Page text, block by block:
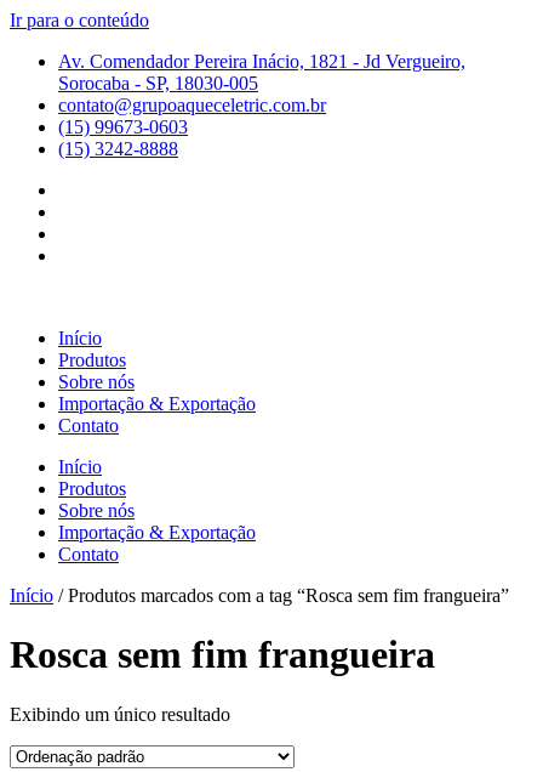
Ir para o conteúdo
Av. Comendador Pereira Inácio, 1821 - Jd Vergueiro,
Sorocaba - SP, 18030-005
contato@grupoaqueceletric.com.br
(15) 99673-0603
(15) 3242-8888
Início
Produtos
Sobre nós
Importação & Exportação
Contato
Início
Produtos
Sobre nós
Importação & Exportação
Contato
Início / Produtos marcados com a tag “Rosca sem fim frangueira”
Rosca sem fim frangueira
Exibindo um único resultado